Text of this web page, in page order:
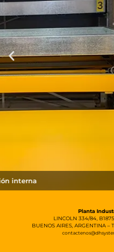
KSB Brasil I Manipulador
Planta
LINCOLN 334/84,
BUENOS AIRES, ARGENTINA –